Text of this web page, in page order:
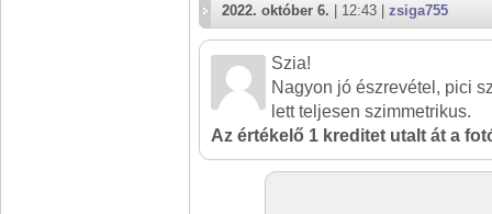
2022. október 6. | 12:43 | zsiga755
Szia!
Nagyon jó észrevétel, pici
lett teljesen szimmetrikus.
Az értékelő 1 kreditet utalt át a